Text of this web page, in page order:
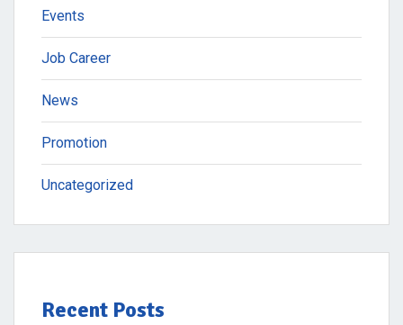
Events
Job Career
News
Promotion
Uncategorized
Recent Posts